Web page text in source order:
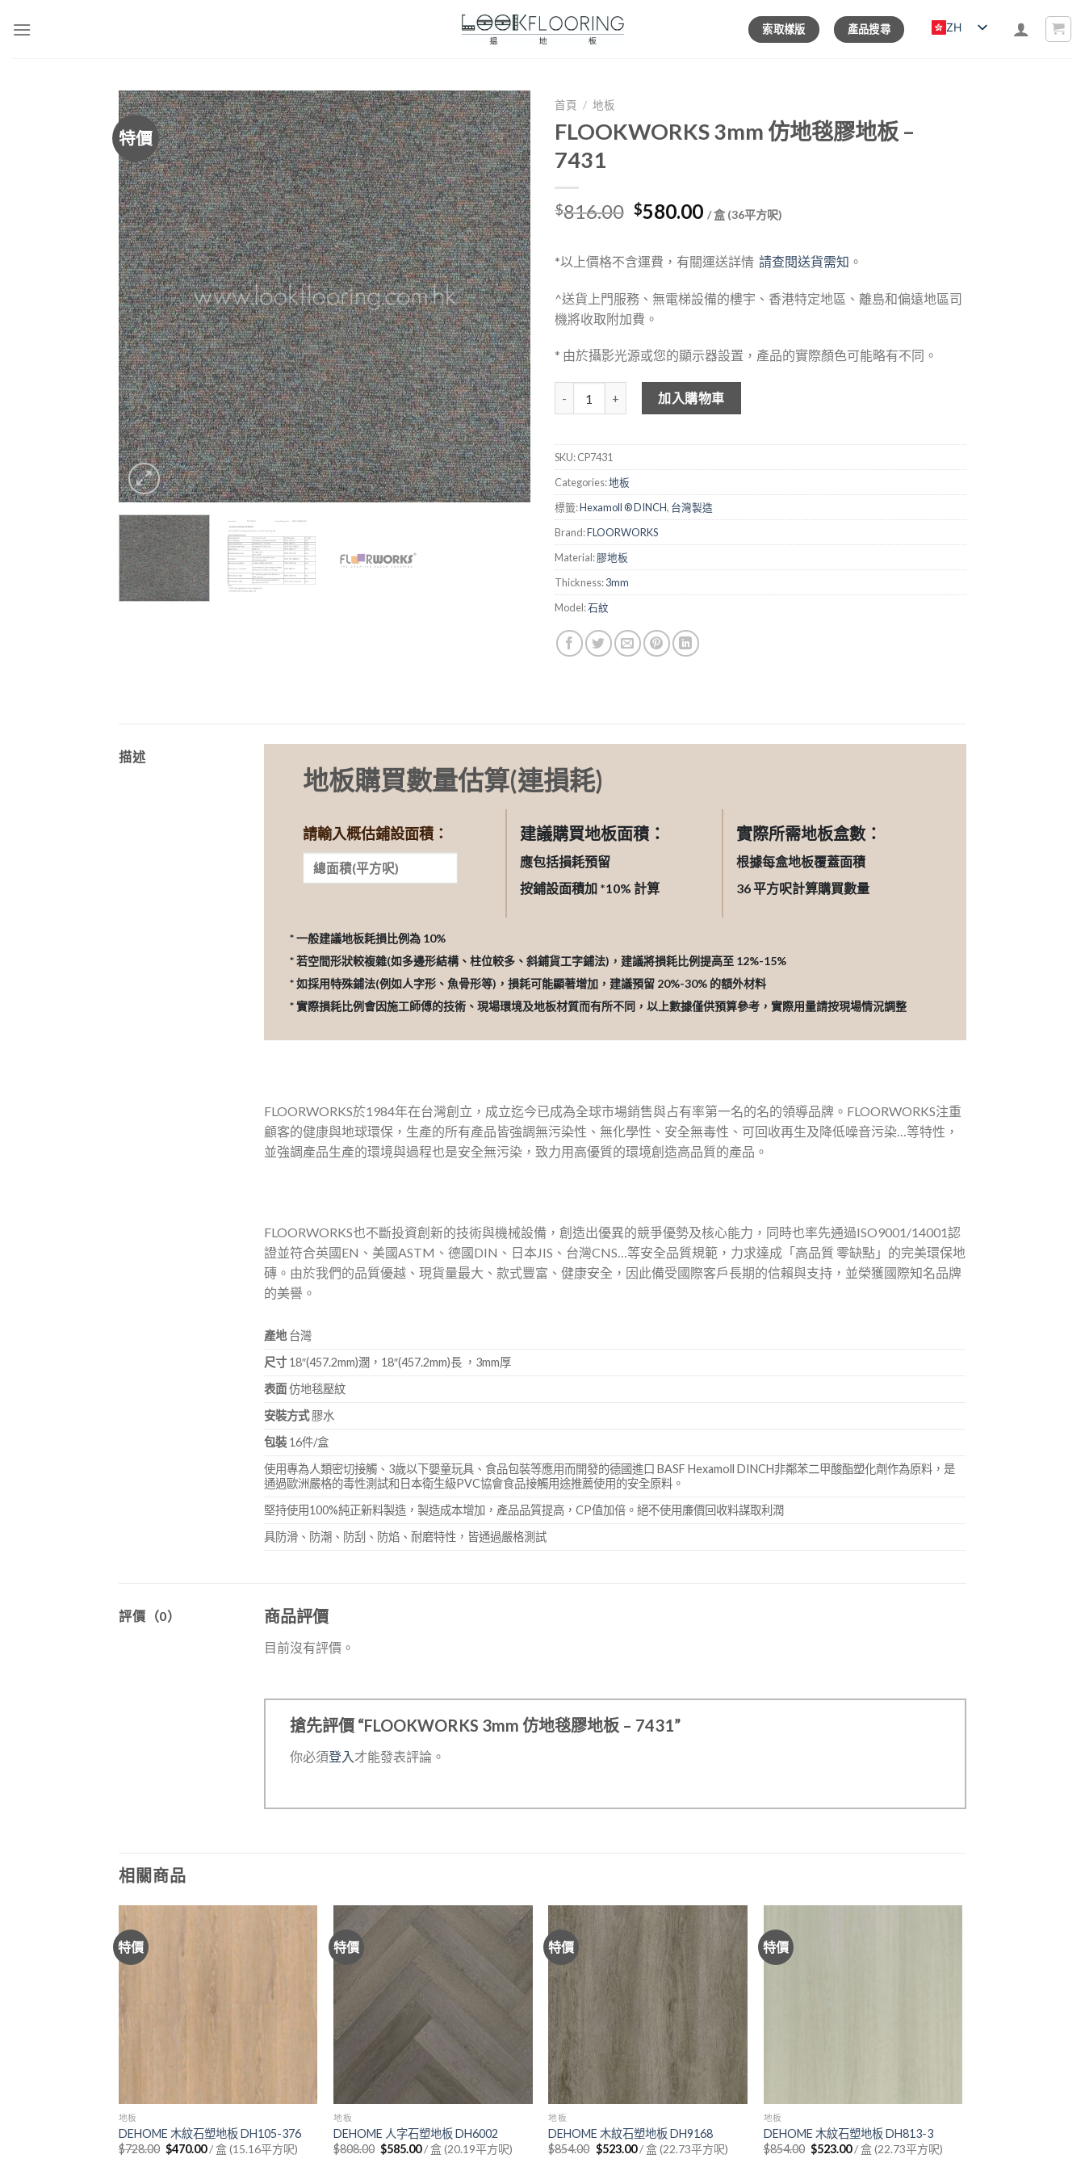
索取樣版 產品搜尋 ZH
特價
首頁 / 地板
FLOOKWORKS 3mm 仿地毯膠地板 –
7431
$816.00 Original
$816.00.
$580.00Current
$580.00.
/ 盒 (36平方呎)
*以上價格不含運費，有關運送詳情 請查閱送貨需知 。
^送貨上門服務、無電梯設備的樓宇、香港特定地區、離島和偏遠地區司
機將收取附加費。
* 由於攝影光源或您的顯示器設置，產品的實際顏色可能略有不同。
FLOOKWORKS 3mm 仿地毯膠地板 - 7431 數量
加入購物車
SKU:CP7431
Categories:地板
標籤:Hexamoll ® DINCH, 台灣製造
Brand:FLOORWORKS
Material:膠地板
Thickness:3mm
Model:石紋
描述
地板購買數量估算(連損耗)
請輸入概估鋪設面積： 建議購買地板面積：
應包括損耗預留
按鋪設面積加 *10% 計算
實際所需地板盒數：
根據每盒地板覆蓋面積
36平方呎計算購買數量
* 一般建議地板耗損比例為 10%
* 若空間形狀較複雜(如多邊形結構、柱位較多、斜鋪貨工字鋪法)，建議將損耗比例提高至 12%-15%
* 如採用特殊鋪法(例如人字形、魚骨形等)，損耗可能顯著增加，建議預留 20%-30% 的額外材料
* 實際損耗比例會因施工師傅的技術、現場環境及地板材質而有所不同，以上數據僅供預算參考，實際用量請按現場情況調整
FLOORWORKS於1984年在台灣創立，成立迄今已成為全球市場銷售與占有率第一名的名的領導品牌。FLOORWORKS注重
顧客的健康與地球環保，生產的所有產品皆強調無污染性、無化學性、安全無毒性、可回收再生及降低噪音污染…等特性，
並強調產品生產的環境與過程也是安全無污染，致力用高優質的環境創造高品質的產品。
FLOORWORKS也不斷投資創新的技術與機械設備，創造出優異的競爭優勢及核心能力，同時也率先通過ISO9001/14001認
證並符合英國EN、美國ASTM、德國DIN、日本JIS、台灣CNS…等安全品質規範，力求達成「高品質 零缺點」的完美環保地
磚。由於我們的品質優越、現貨量最大、款式豐富、健康安全，因此備受國際客戶長期的信賴與支持，並榮獲國際知名品牌
的美譽。
產地台灣
尺寸18″(457.2mm)濶，18″(457.2mm)長 ，3mm厚
表面仿地毯壓紋
安裝方式膠水
包裝16件/盒
使用專為人類密切接觸、3歲以下嬰童玩具、食品包裝等應用而開發的德國進口 BASF Hexamoll DINCH非鄰苯二甲酸酯塑化劑作為原料，是
通過歐洲嚴格的毒性測試和日本衛生級PVC協會食品接觸用途推薦使用的安全原料。
堅持使用100%純正新料製造，製造成本增加，產品品質提高，CP值加倍。絕不使用廉價回收料謀取利潤
具防滑、防潮、防刮、防焰、耐磨特性，皆通過嚴格測試
評價（0） 商品評價
目前沒有評價。
搶先評價 “FLOOKWORKS 3mm 仿地毯膠地板 – 7431”
你必須登入才能發表評論。
相關商品
特價
地板
DEHOME 木紋石塑地板 DH105-376
$728.00 Original
price
$470.00Current
price
/ 盒 (15.16平方呎)
特價
地板
DEHOME 人字石塑地板 DH6002
$808.00 Original
price
$585.00Current
price
/ 盒 (20.19平方呎)
特價
地板
DEHOME 木紋石塑地板 DH9168
$854.00 Original
price
$523.00Current
price
/ 盒 (22.73平方呎)
特價
地板
DEHOME 木紋石塑地板 DH813-3
$854.00 Original
price
$523.00Current
price
/ 盒 (22.73平方呎)